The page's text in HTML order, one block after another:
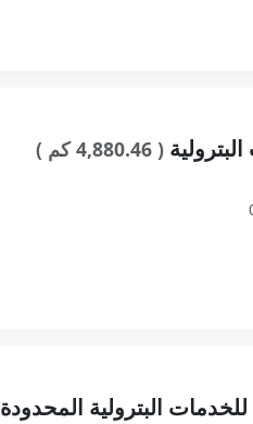
( 4,880.46 كم )
البترولية المحدودة